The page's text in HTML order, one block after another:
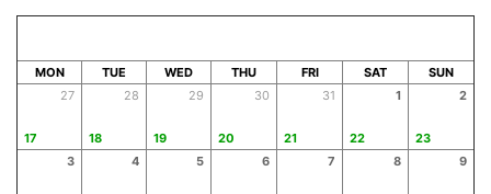
MON TUE WED THU FRI SAT
SUN
27
17
28
18
29
19
30
20
31
21
1
22
2
23
3
4 5 6 7 8 9